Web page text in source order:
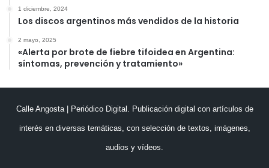
1 diciembre, 2024
Los discos argentinos más vendidos de la historia
2 mayo, 2025
«Alerta por brote de fiebre tifoidea en Argentina:
síntomas, prevención y tratamiento»
Calle Angosta | Periódico Digital. Publicación digital con artículos de
interés en diversas temáticas, con selección de textos, imágenes,
audios y vídeos.